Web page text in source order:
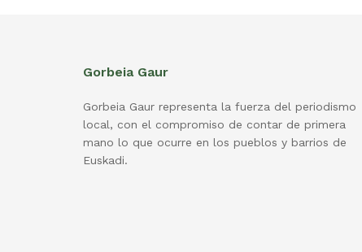
Gorbeia Gaur
Gorbeia Gaur representa la fuerza del periodismo
local, con el compromiso de contar de primera
mano lo que ocurre en los pueblos y barrios de
Euskadi.